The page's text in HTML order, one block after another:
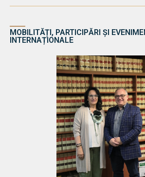
MOBILITĂȚI, PARTICIPĂRI ȘI
INTERNAȚIONALE